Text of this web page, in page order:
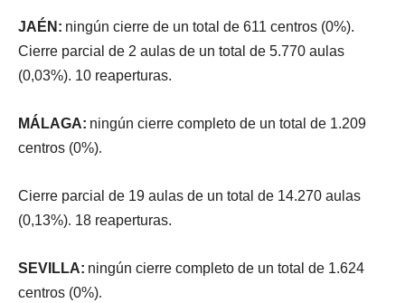
JA É N : ningún cierre de un tota de 611 centros (0%).
Cierre parcia de 2 au as de un tota de 5.770 au as
(0,03%). 10 reaperturas.
MÁ LAGA: ningún cierre comp eto de un tota de 1.209
centros (0%).
Cierre parcia de 19 au as de un tota de 14.270 au as
(0,13%). 18 reaperturas.
SEV LLA: ningún cierre comp eto de un tota de 1.624
centros (0%).